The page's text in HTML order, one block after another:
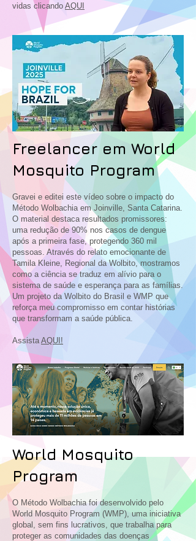
vidas clicando AQUI
Freelancer em World
Mosquito Program
Gravei e editei este vídeo sobre o impacto do
Método Wolbachia em Joinville, Santa Catarina.
O material destaca resultados promissores:
uma redução de 90% nos casos de dengue
após a primeira fase, protegendo 360 mil
pessoas. Através do relato emocionante de
Tamila Kleine, Regional da Wolbito, mostramos
como a ciência se traduz em alívio para o
sistema de saúde e esperança para as famílias.
Um projeto da Wolbito do Brasil e WMP que
reforça meu compromisso em contar histórias
que transformam a saúde pública.
AssistaAQUI!
World Mosquito
Program
O Método Wolbachia foi desenvolvido pelo
World Mosquito Program (WMP), uma iniciativa
global, sem fins lucrativos, que trabalha para
proteger as comunidades das doenças